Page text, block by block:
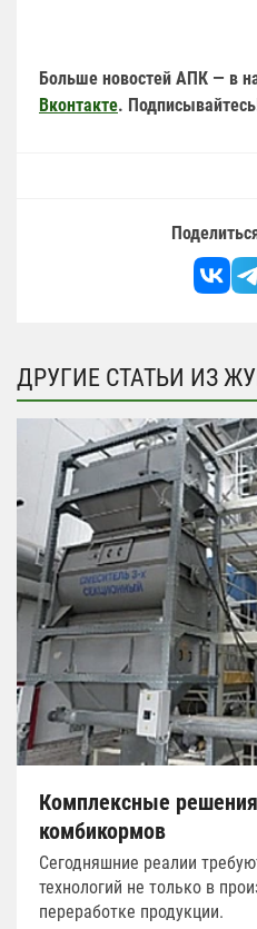
Больше новостей АПК — в
Вконтакте.
ДРУГИЕ СТАТЬИ ИЗ
Комплексные
комбикормов
Сегодняшние реалии
технологий не только в
переработке продукции.